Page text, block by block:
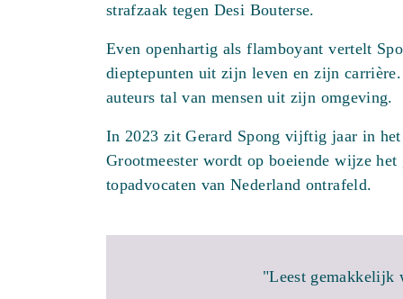
strafzaak tegen Desi Bouterse.
Even openhartig als flamboyant vertelt
dieptepunten uit zijn leven en zijn
auteurs tal van mensen uit zijn omgeving.
In 2023 zit Gerard Spong vijftig jaar in
Grootmeester wordt op boeiende wijze het
topadvocaten van Nederland ontrafeld.
"Leest gemakkelijk